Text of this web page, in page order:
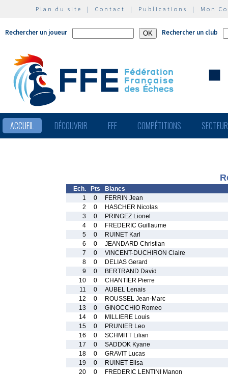
Plan du site | Contact | Publications | Mon
Rechercher un joueur Rechercher un club
ACCUEIL DÉCOUVRIR FFE COMPÉTITIONS
Ech. Pts
Blancs
1
0
FERRIN Jean
2
0
HASCHER Nicolas
3
0
PRINGEZ Lionel
4
0
FREDERIC Guillaume
5
0
RUINET Karl
6
0
JEANDARD Christian
7
0
VINCENT-DUCHIRON Claire
8
0
DELIAS Gerard
9
0
BERTRAND David
10
0
CHANTIER Pierre
11
0
AUBEL Lenais
12
0
ROUSSEL Jean-Marc
13
0
GINOCCHIO Romeo
14
0
MILLIERE Louis
15
0
PRUNIER Leo
16
0
SCHMITT Lilian
17
0
SADDOK Kyane
18
0
GRAVIT Lucas
19
0
RUINET Elisa
20
0
FREDERIC LENTINI Manon